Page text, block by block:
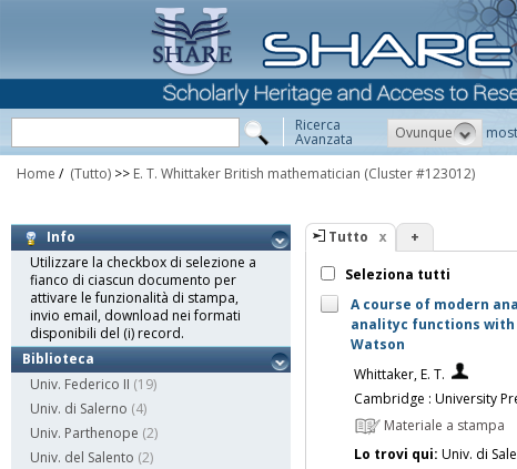
Ricerca
Avanzata Ovunque
Home / (Tutto) >> E. T. Whittaker British mathematician (Cluster #123012)
Info
Utilizzare la checkbox di selezione a
fianco di ciascun documento per
attivare le funzionalità di stampa,
invio email, download nei formati
disponibili del (i) record.
Biblioteca
Univ. Federico II (19)
Univ. di Salerno (4)
Univ. Parthenope (2)
Univ. del Salento (2)
Tutto +
Seleziona tutti
A course of modern
analityc functions with
Watson
Whittaker, E. T.
Cambridge : University
Materiale a stampa
Lo trovi qui: Univ. di